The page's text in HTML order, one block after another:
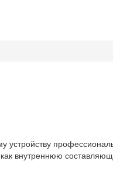
устройству
внутреннюю